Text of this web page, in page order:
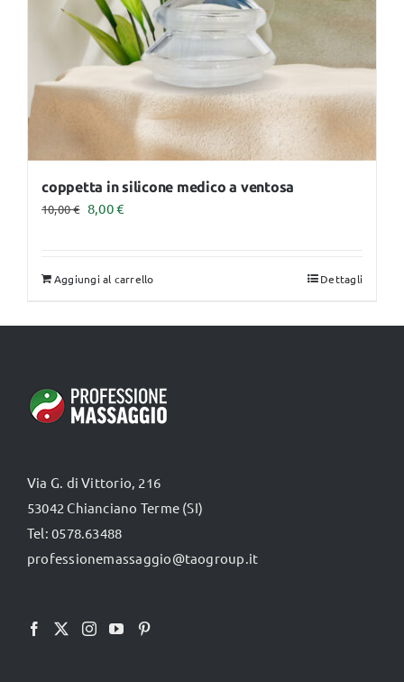
coppetta in silicone medico a ventosa
10,00€ Il
era:
8,00€Il
è:
Aggiungi al carrello Dettagli
Via G. di Vittorio, 216
53042 Chianciano Terme (SI)
Tel: 0578.63488
professionemassaggio@taogroup.it